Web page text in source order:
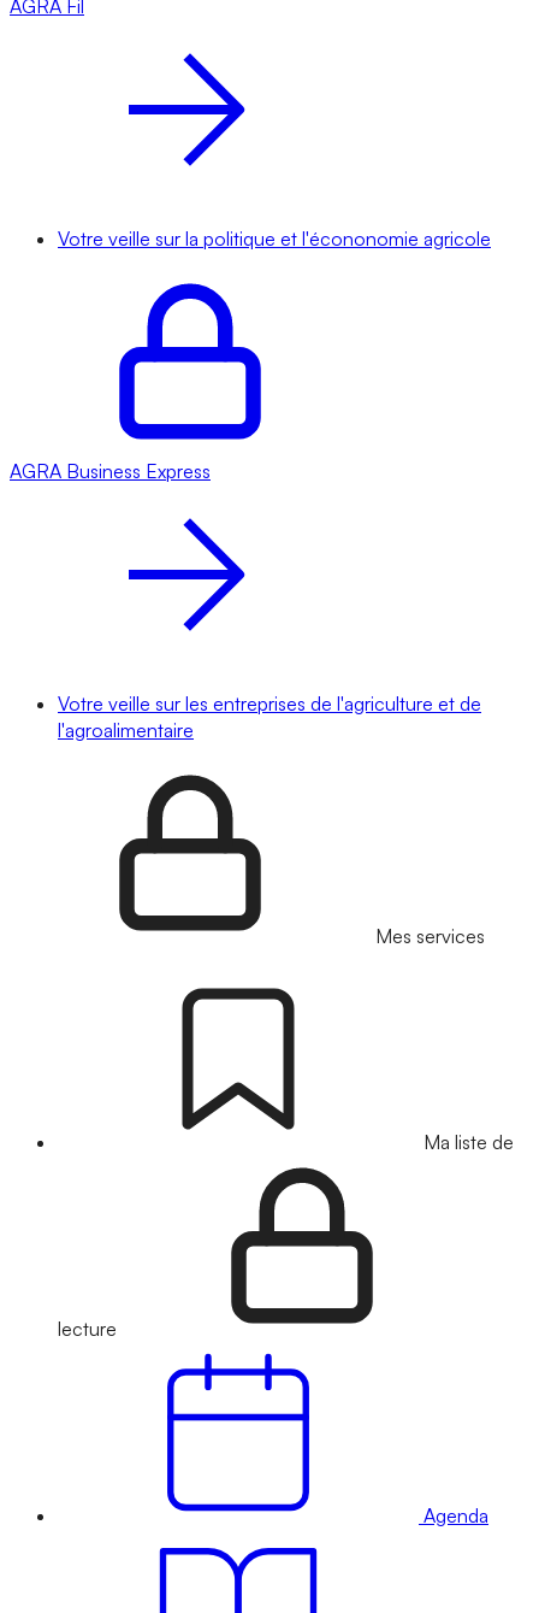
AGRA Fil
Votre veille sur la politique et l'écononomie agricole
AGRA Business Express
Votre veille sur les entreprises de l'agriculture et de
l'agroalimentaire
Mes services
Ma liste de
lecture
Agenda